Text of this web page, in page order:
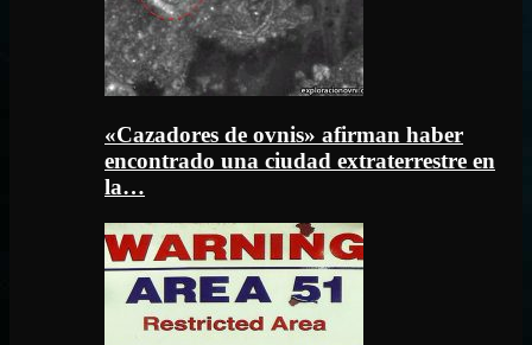
«Cazadores de ovnis» afirman haber
encontrado una ciudad extraterrestre en
la…